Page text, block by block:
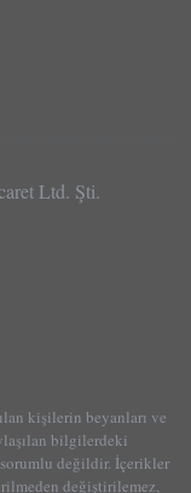
Ltd. Şti.
kişilerin beyanları ve
bilgilerdeki
değildir. İçerikler
değiştirilemez,